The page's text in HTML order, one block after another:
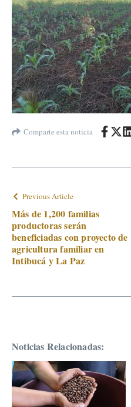
Comparte esta noticia
Previous Article
Más de 1,200 familias
productoras serán
beneficiadas con proyecto de
agricultura familiar en
Intibucá y La Paz
Noticias Relacionadas: